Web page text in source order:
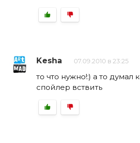
Kesha 07.09.2010 в 23:25
то что нужно!:) а то думал
спойлер вствить